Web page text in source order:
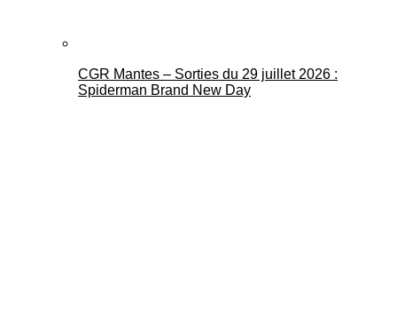
CGR Mantes – Sorties du 29 juillet 2026 :
Spiderman Brand New Day